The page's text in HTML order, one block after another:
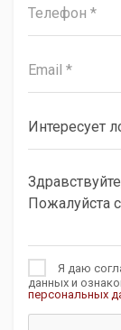
Я даю
данных и
персональных